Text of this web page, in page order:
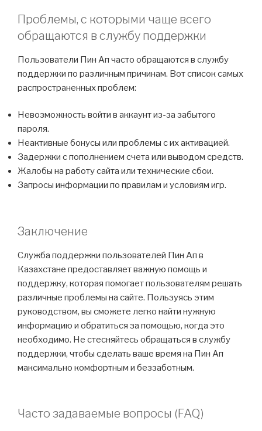
Проблемы, с которыми чаще всего
обращаются в службу поддержки
Пользователи Пин Ап часто обращаются в службу
поддержки по различным причинам. Вот список самых
распространенных проблем:
Невозможность войти в аккаунт из-за забытого
пароля.
Неактивные бонусы или проблемы с их активацией.
Задержки с пополнением счета или выводом средств.
Жалобы на работу сайта или технические сбои.
Запросы информации по правилам и условиям игр.
Заключение
Служба поддержки пользователей Пин Ап в
Казахстане предоставляет важную помощь и
поддержку, которая помогает пользователям решать
различные проблемы на сайте. Пользуясь этим
руководством, вы сможете легко найти нужную
информацию и обратиться за помощью, когда это
необходимо. Не стесняйтесь обращаться в службу
поддержки, чтобы сделать ваше время на Пин Ап
максимально комфортным и беззаботным.
Часто задаваемые вопросы (FAQ)